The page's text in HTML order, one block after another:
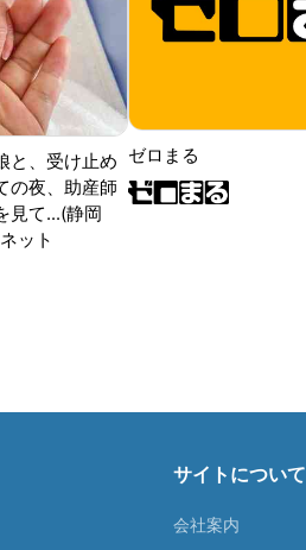
と、受け止め
の夜、助産師
見て...(静岡
ット
ゼロまる
サイトについて
会社案内